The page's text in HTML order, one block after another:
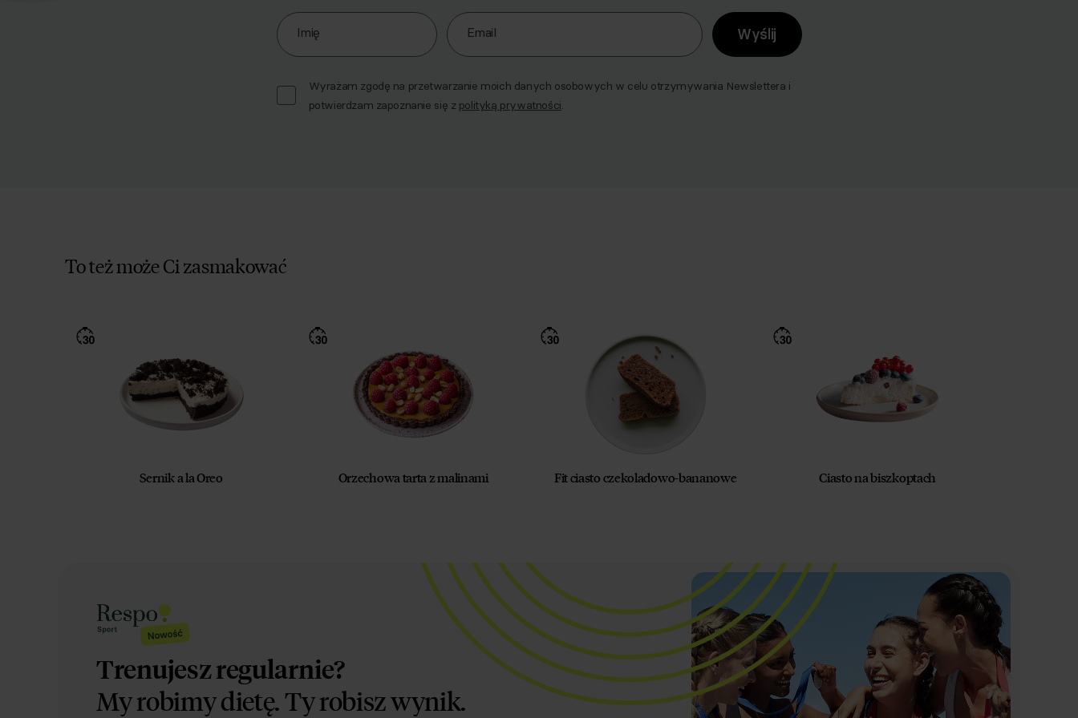
Zapisz się do naszego Newslettera
Imię Email Wyślij
Wyrażam zgodę na przetwarzanie moich danych osobowych w celu otrzymywania Newslettera i
potwierdzam zapoznanie się z polityką prywatności.
To też może Ci zasmakować
Sernik a la Oreo Orzechowa tarta z malinami Fit ciasto czekoladowo-bananowe Ciasto na biszkoptach
Trenujesz regularnie?
My robimy dietę.Ty robisz wynik.